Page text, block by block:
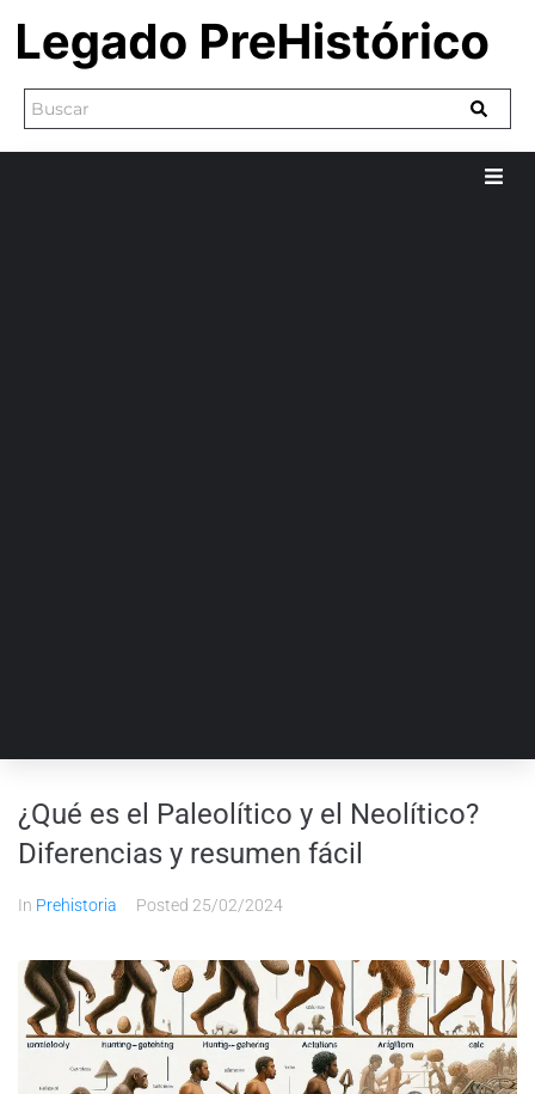
¿Qué es el Paleolítico y el Neolítico?
Diferencias y resumen fácil
In Prehistoria Posted 25/02/2024